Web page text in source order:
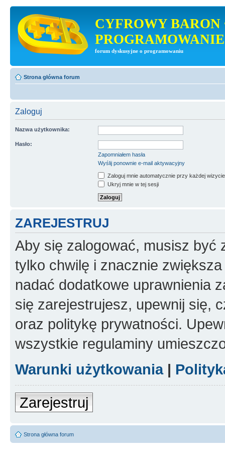
CYFROWY BARON
PROGRAMOWANIE
forum dyskusyjne o programowaniu
Strona główna forum
Zaloguj
Nazwa użytkownika:
Hasło:
Zapomniałem hasła
Wyślij ponownie e-mail aktywacyjny
Zaloguj mnie automatycznie przy każdej wizycie
Ukryj mnie w tej sesji
ZAREJESTRUJ
Aby się zalogować, musisz być
tylko chwilę i znacznie
nadać dodatkowe uprawnienia
się zarejestrujesz, upewnij się,
oraz politykę prywatności.
wszystkie regulaminy
Warunki użytkowania|
Zarejestruj
Strona główna forum